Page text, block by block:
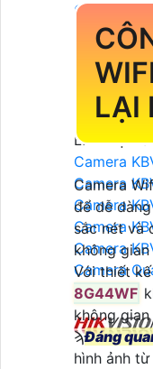
Camera
Camera Ai
Camera
Camera
Camera
Camera
LẮP ĐẶT
Camera
Camera
Camera
Camera
Camera
Camera
LẠI
Camera
để dễ
sắc nét và
không
Với thiết
8G44WF
không
ϡĐáng
hình ảnh